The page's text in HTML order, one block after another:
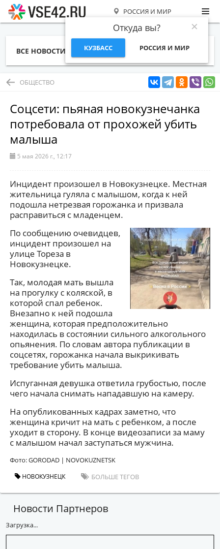
РОССИЯ И МИР
Откуда вы?
КУЗБАСС РОССИЯ И МИР
ВСЕ НОВОСТИ СТАТЬИ ТЕМЫ ФОТО
ОБЩЕСТВО
Соцсети: пьяная новокузнечанка
потребовала от прохожей убить
малыша
5 мая 2026 г., 12:17
Инцидент произошел в Новокузнецке. Местная
жительница гуляла с малышом, когда к ней
подошла нетрезвая горожанка и призвала
расправиться с младенцем.
По сообщению очевидцев,
инцидент произошел на
улице Тореза в
Новокузнецке.
Так, молодая мать вышла
на прогулку с коляской, в
которой спал ребенок.
Внезапно к ней подошла
женщина, которая предположительно
находилась в состоянии сильного алкогольного
опьянения. По словам автора публикации в
соцсетях, горожанка начала выкрикивать
требование убить малыша.
Испуганная девушка ответила грубостью, после
чего начала снимать нападавшую на камеру.
На опубликованных кадрах заметно, что
женщина кричит на мать с ребенком, а после
уходит в сторону. В конце видеозаписи за маму
с малышом начал заступаться мужчина.
Фото: GORODAD | NOVOKUZNETSK
НОВОКУЗНЕЦК БОЛЬШЕ ТЕГОВ
Новости Партнеров
Загрузка...